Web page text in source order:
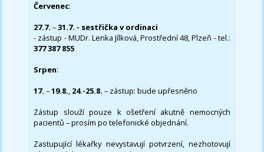
Červenec:
27.7.–31.7. - sestřička v ordinaci
- zástup - MUDr. Lenka Jílková, Prostřední 48, Plzeň - tel.:
377 387 855
Srpen:
17. –19.8., 24.-25.8. – zástup: bude upřesněno
Zástup slouží pouze k ošetření akutně nemocných
pacientů – prosím po telefonické objednání.
Zastupující lékařky nevystavují potvrzení, nezhotovují